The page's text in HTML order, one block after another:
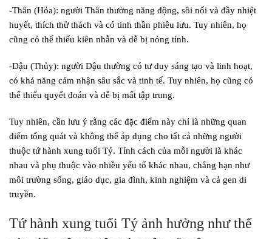
-Thân (Hỏa): người Thân thường năng động, sôi nổi và đầy nhiệt
huyết, thích thử thách và có tinh thần phiêu lưu. Tuy nhiên, họ
cũng có thể thiếu kiên nhẫn và dễ bị nóng tính.
-Dậu (Thủy): người Dậu thường có tư duy sáng tạo và linh hoạt,
có khả năng cảm nhận sâu sắc và tinh tế. Tuy nhiên, họ cũng có
thể thiếu quyết đoán và dễ bị mất tập trung.
Tuy nhiên, cần lưu ý rằng các đặc điểm này chỉ là những quan
điểm tổng quát và không thể áp dụng cho tất cả những người
thuộc tứ hành xung tuổi Tý. Tính cách của mỗi người là khác
nhau và phụ thuộc vào nhiều yếu tố khác nhau, chẳng hạn như
môi trường sống, giáo dục, gia đình, kinh nghiệm và cả gen di
truyền.
Tứ hành xung tuổi Tý ảnh hưởng như thế